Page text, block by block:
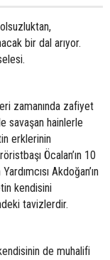
bir dal arıyor.
zamanında zafiyet
savaşan hainlerle
erklerinin
Öcalan’ın 10
Akdoğan’ın
kendisini
tavizlerdir.
de muhalifi